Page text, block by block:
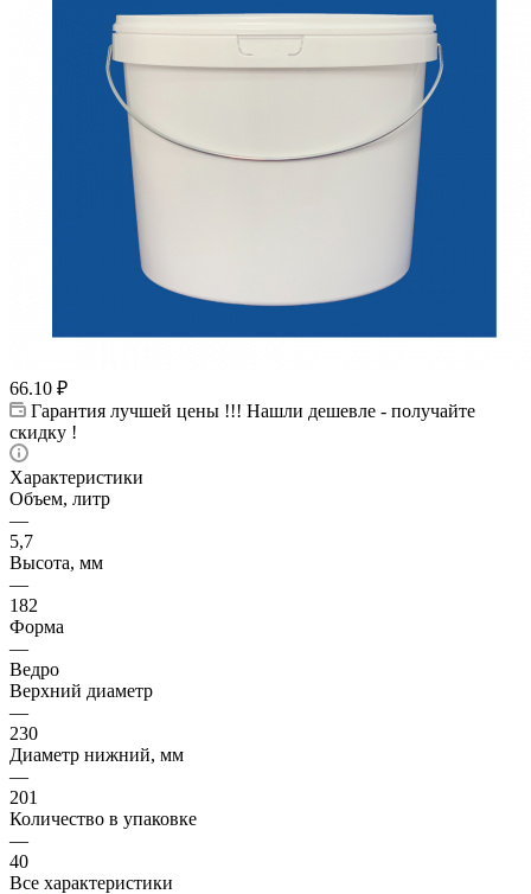
66.10 ₽
Гарантия лучшей цены !!! Нашли дешевле - получайте
скидку !
Характеристики
Объем, литр
—
5,7
Высота, мм
—
182
Форма
—
Ведро
Верхний диаметр
—
230
Диаметр нижний, мм
—
201
Количество в упаковке
—
40
Все характеристики